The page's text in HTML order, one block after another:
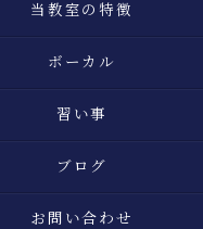
当教室の特徴
ボーカル
習い事
ブログ
お問い合わせ